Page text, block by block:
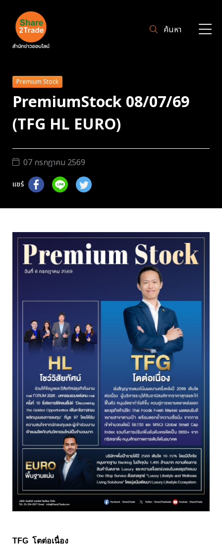
ค้นหา
Premium Stock
PremiumStock 08/07/69
(TFG HL EURO)
07 กรกฎาคม 2569
แชร์
TFG โตต่อเนื่อง